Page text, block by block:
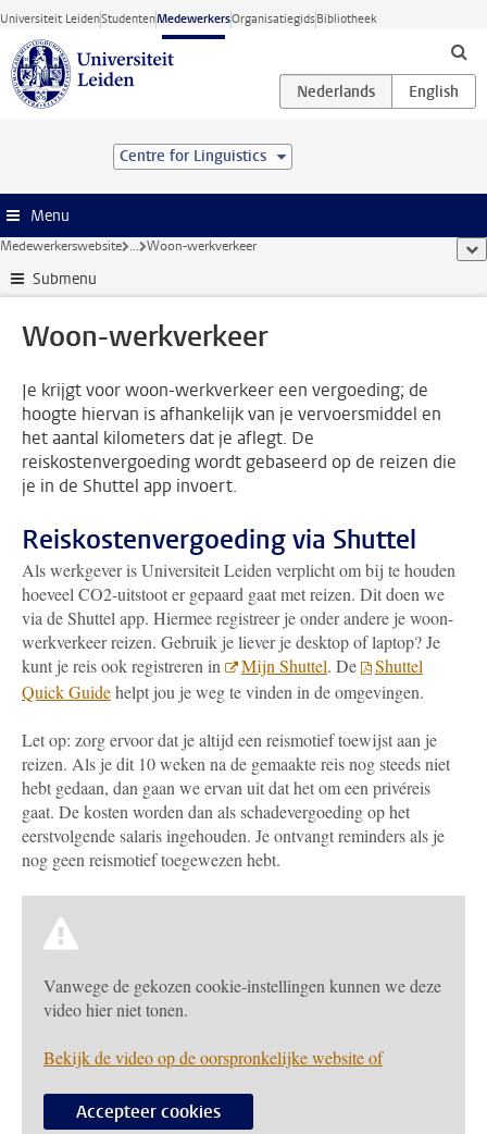
Ga direct naar de inhoud
Universiteit LeidenStudentenMedewerkersOrganisatiegidsBibliotheek
Centre for Linguistics
Menu
Medewerkerswebsite ... Woon-werkverkeer
Submenu
Woon-werkverkeer
Je krijgt voor woon-werkverkeer een vergoeding; de
hoogte hiervan is afhankelijk van je vervoersmiddel en
het aantal kilometers dat je aflegt. De
reiskostenvergoeding wordt gebaseerd op de reizen die
je in de Shuttel app invoert.
Reiskostenvergoeding via Shuttel
Als werkgever is Universiteit Leiden verplicht om bij te houden
hoeveel CO2-uitstoot er gepaard gaat met reizen. Dit doen we
via de Shuttel app. Hiermee registreer je onder andere je woon-
werkverkeer reizen. Gebruik je liever je desktop of laptop? Je
kunt je reis ook registreren in
Mijn Shuttel. De
Shuttel
Quick Guidehelpt jou je weg te vinden in de omgevingen.
Let op: zorg ervoor dat je altijd een reismotief toewijst aan je
reizen. Als je dit 10 weken na de gemaakte reis nog steeds niet
hebt gedaan, dan gaan we ervan uit dat het om een privéreis
gaat. De kosten worden dan als schadevergoeding op het
eerstvolgende salaris ingehouden. Je ontvangt reminders als je
nog geen reismotief toegewezen hebt.
Vanwege de gekozen cookie-instellingen kunnen we deze
video hier niet tonen.
Bekijk de video op de oorspronkelijke website of
Accepteer cookies